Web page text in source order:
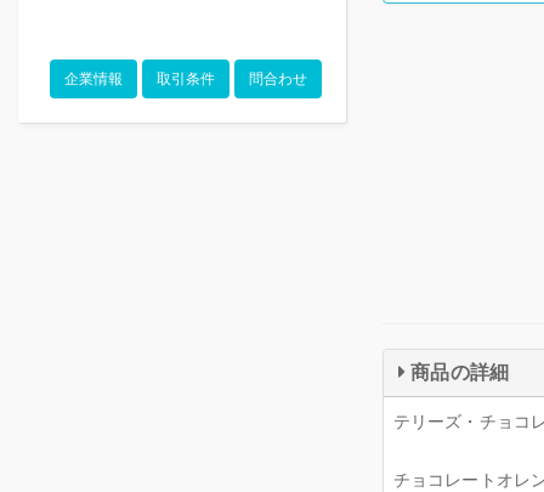
企業情報 取引条件 問合わせ
商品の詳細
テリーズ・チョコ
チョコレートオレ